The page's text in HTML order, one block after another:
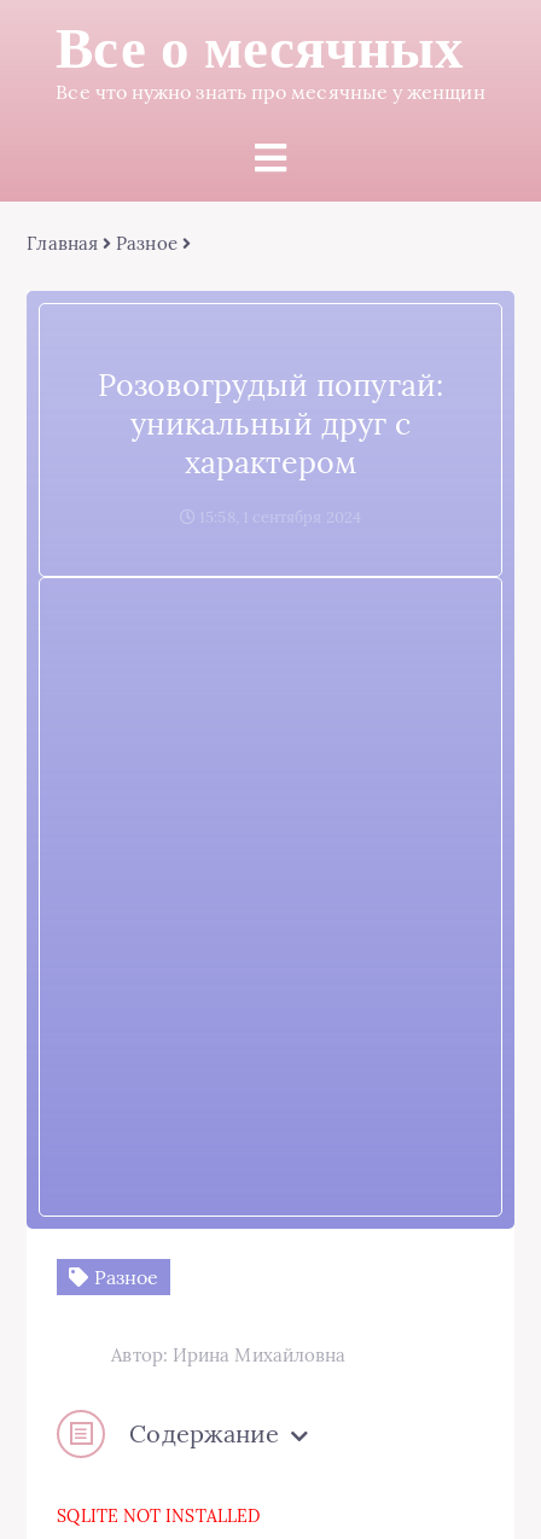
Все о месячных
Все что нужно знать про месячные у женщин
Главная Разное
Розовогрудый попугай:
уникальный друг с
характером
15:58, 1 сентября 2024
Разное
Автор: Ирина Михайловна
Содержание
SQLITE NOT INSTALLED